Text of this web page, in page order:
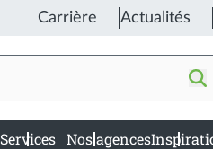
Carrière Actualités
Services Nos agences